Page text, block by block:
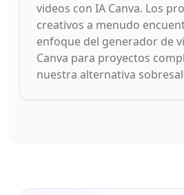
videos con IA Canva. Los
creativos a menudo
enfoque del generador de
Canva para proyectos
nuestra alternativa